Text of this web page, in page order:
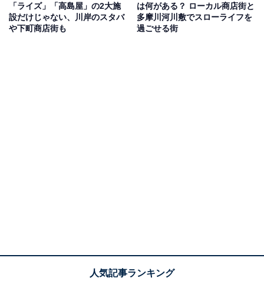
「ライズ」「高島屋」の2大施
設だけじゃない、川岸のスタバ
や下町商店街も
は何がある？ ローカル商店街と
多摩川河川敷でスローライフを
過ごせる街